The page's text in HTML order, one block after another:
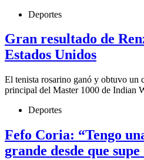
Deportes
Gran resultado de
Estados Unidos
El tenista rosarino ganó y obtuvo un
principal del Master 1000 de Indian
Deportes
Fefo Coria: “Tengo
grande desde que